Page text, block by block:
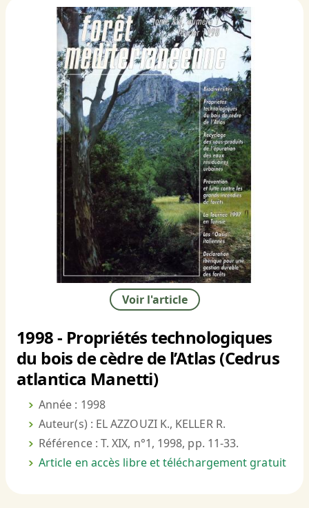
Voir l'article
1998 - Propriétés technologiques
du bois de cèdre de l’Atlas (Cedrus
atlantica Manetti)
Année : 1998
Auteur(s) : EL AZZOUZI K., KELLER R.
Référence : T. XIX, n°1, 1998, pp. 11-33.
Article en accès libre et téléchargement gratuit